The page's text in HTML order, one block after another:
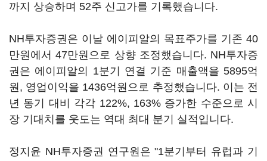
까지 상승하며 52주 신고가를 기록했습니다.
NH투자증권은 이날 에이피알의 목표주가를 기존 40
만원에서 47만원으로 상향 조정했습니다. NH투자증
권은 에이피알의 1분기 연결 기준 매출액을 5895억
원, 영업이익을 1436억원으로 추정했습니다. 이는 전
년 동기 대비 각각 122%, 163% 증가한 수준으로 시
장 기대치를 웃도는 역대 최대 분기 실적입니다.
정지윤 NH투자증권 연구원은 "1분기부터 유럽과 기